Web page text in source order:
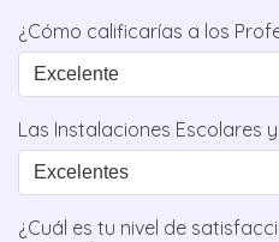
¿Cómo calificarías a los
Las Instalaciones Escolares
¿Cuál es tu nivel de